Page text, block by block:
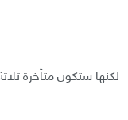
لكنها ستكون متأخرة